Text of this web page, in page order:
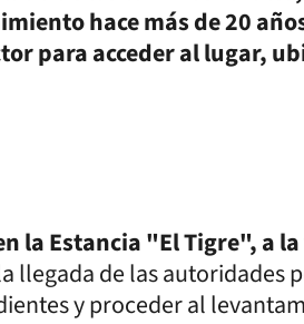
hace más de 20
para acceder al lugar,
la Estancia "El Tigre", a
llegada de las autoridades
y proceder al